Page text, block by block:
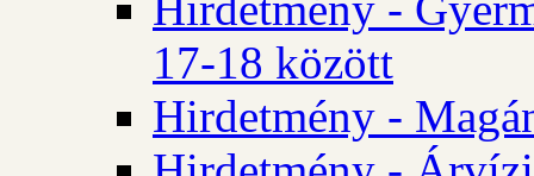
17-18 között
Hirdetmény -